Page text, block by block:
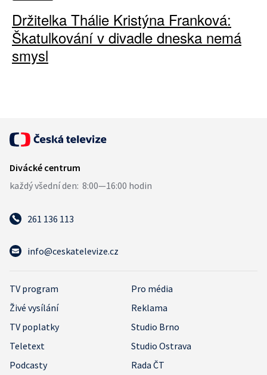
Držitelka Thálie Kristýna Franková:
Škatulkování v divadle dneska nemá
smysl
261 136 113
info@ceskatelevize.cz
TV program
Pro média
Živé vysílání
Reklama
TV poplatky
Studio Brno
Teletext
Studio Ostrava
Podcasty
Rada ČT